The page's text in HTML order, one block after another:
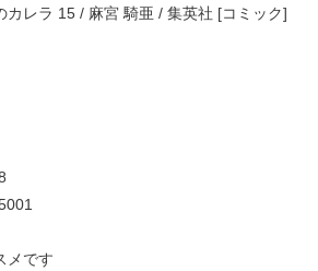
カレラ 15 / 麻宮 騎亜 / 集英社 [コミック]
メです